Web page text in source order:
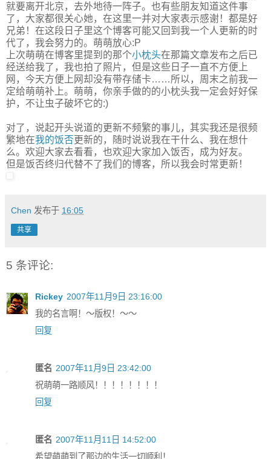
就要离开北京，去外地待一阵子。也有些朋友知道这件事
了，大家都很关心她，在这里一并对大家表示感谢！都是好
兄弟！在这段日子里这个博客可能又回到我一个人更新的时
代了，我会努力的。萌萌放心:P
上次萌萌在博客里提到的那个小枕头在那篇文章发布之后已
经送给我了，我也拍了照片，但是这些日子一直不方便上
网，今天方便上网却没有带存储卡……所以，周末之前我一
定给萌萌补上。萌萌，你亲手做的的小枕头我一定会好好保
护，不让虫子破坏它的:)
对了，说起开头说道的更新不频繁的事儿，其实我还是很频
繁地在我的饭否更新的，随时说说我在干什么、我在想什
么。欢迎大家去看看，也欢迎大家加入饭否，成为好友。
但是饭否终归代替不了我们的博客，所以我会时常更新！
Chen 发布于 16:05
共享
5 条评论:
Rickey 2007年11月9日 23:16:00
我的名言啊！～版权！～～
回复
匿名 2007年11月9日 23:42:00
祝萌萌一路顺风！！！！！！！！
回复
匿名 2007年11月11日 14:52:00
希望萌萌到了那边的生活一切顺利！